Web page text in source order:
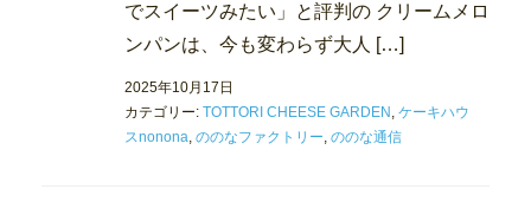
でスイーツみたい」と評判の クリームメロ
ンパンは、今も変わらず大人 […]
2025年10月17日
カテゴリー: TOTTORI CHEESE GARDEN ケーキハウ
スnonona ののなファクトリー ののな通信